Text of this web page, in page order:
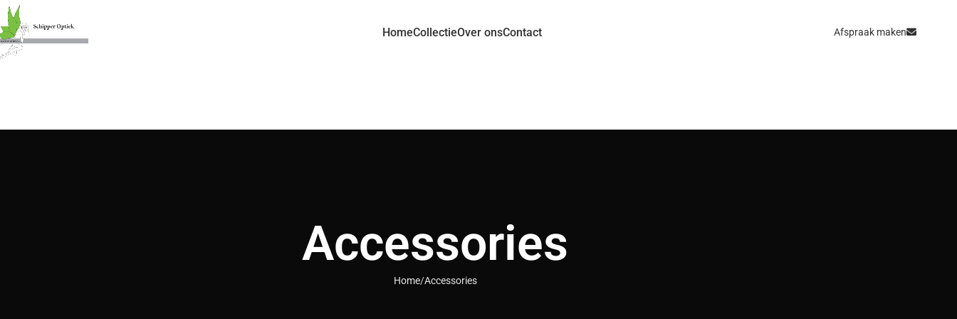
HomeCollectieOver onsContact Afspraak maken
Accessories
Home Accessories